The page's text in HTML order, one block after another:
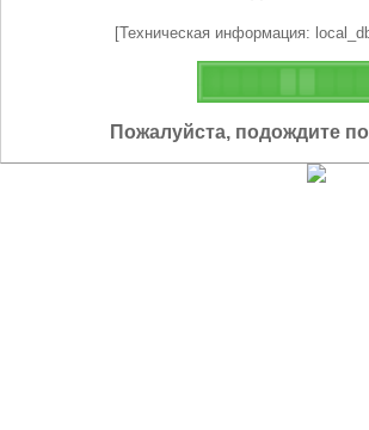
[Техническая информация:
Пожалуйста, подождите